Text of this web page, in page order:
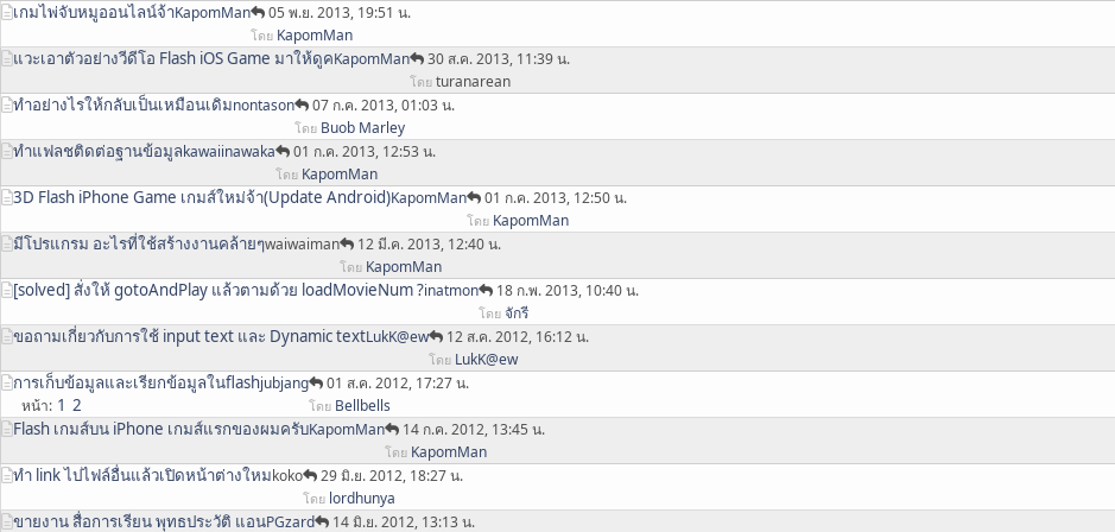
เกมไพ่จับหมูออนไลน์จ้าKapomMan 05 พ.ย. 2013, 19:51 น.
โดย KapomMan
แวะเอาตัวอย่างวีดีโอ Flash iOS Game มาให้ดูคKapomMan 30 ส.ค. 2013, 11:39 น.
โดย turanarean
ทำอย่างไรให้กลับเป็นเหมือนเดิมnontason 07 ก.ค. 2013, 01:03 น.
โดย Buob Marley
ทำแฟลชติดต่อฐานข้อมูลkawaiinawaka 01 ก.ค. 2013, 12:53 น.
โดย KapomMan
3D Flash iPhone Game เกมส์ใหม่จ้า(Update Android)KapomMan 01 ก.ค. 2013, 12:50 น.
โดย KapomMan
มีโปรแกรม อะไรที่ใช้สร้างงานคล้ายๆwaiwaiman 12 มี.ค. 2013, 12:40 น.
โดย KapomMan
[solved] สั่งให้ gotoAndPlay แล้วตามด้วย loadMovieNum ?inatmon 18 ก.พ. 2013, 10:40 น.
โดย จักรี
ขอถามเกี่ยวกับการใช้ input text และ Dynamic textLukK@ew 12 ส.ค. 2012, 16:12 น.
โดย LukK@ew
การเก็บข้อมูลและเรียกข้อมูลในflash
หน้า 1 2
jubjang 01 ส.ค. 2012, 17:27 น.
โดย Bellbells
Flash เกมส์บน iPhone เกมส์แรกของผมครับKapomMan 14 ก.ค. 2012, 13:45 น.
โดย KapomMan
ทำ link ไปไฟล์อื่นแล้วเปิดหน้าต่างใหมkoko 29 มิ.ย. 2012, 18:27 น.
โดย lordhunya
ขายงาน สื่อการเรียน พุทธประวัติ แอนPGzard 14 มิ.ย. 2012, 13:13 น.